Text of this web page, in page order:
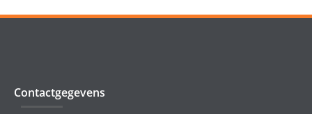
Contactgegevens